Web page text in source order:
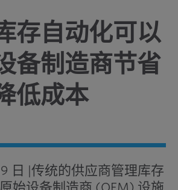
存自动化可以
备制造商节省
低成本
日 |传统的供应商管理库存